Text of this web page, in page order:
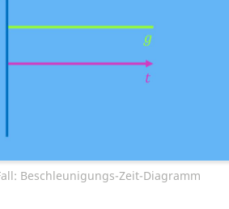
Beschleunigungs-Zeit-Diagramm